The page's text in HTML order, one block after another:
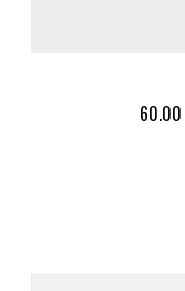
60.00